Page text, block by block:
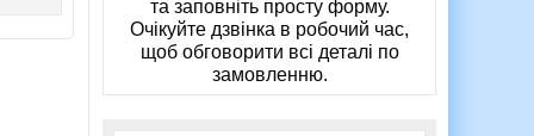
та заповніть просту форму.
Очікуйте дзвінка в робочий час,
щоб обговорити всі деталі по
замовленню.